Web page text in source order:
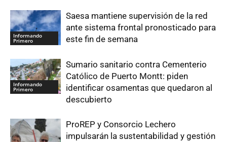
Informando
Primero
Saesa mantiene supervisión de la red
ante sistema frontal pronosticado para
este fin de semana
Informando
Primero
Sumario sanitario contra Cementerio
Católico de Puerto Montt: piden
identificar osamentas que quedaron al
descubierto
ProREP y Consorcio Lechero
impulsarán la sustentabilidad y gestión